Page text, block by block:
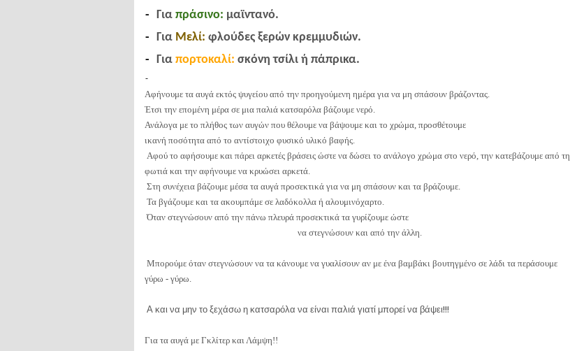
- Για πράσινο: μαϊντανό.
- Για Μελί:φλούδες ξερών κρεμμυδιών.
- Γιαπορτοκαλί: σκόνη τσίλι ή πάπρικα.
-
Αφήνουμε τα αυγά εκτός ψυγείου από την προηγούμενη ημέρα για να μη σπάσουν βράζοντας.
Έτσι την επομένη μέρα σε μια παλιά κατσαρόλα βάζουμε νερό.
Ανάλογα με το πλήθος των αυγών που θέλουμε να βάψουμε και το χρώμα, προσθέτουμε
ικανή ποσότητα από το αντίστοιχο φυσικό υλικό βαφής.
Αφού το αφήσουμε και πάρει αρκετές βράσεις ώστε να δώσει το ανάλογο χρώμα στο νερό, την κατεβάζουμε από τη
φωτιά και την αφήνουμε να κρυώσει αρκετά.
Στη συνέχεια βάζουμε μέσα τα αυγά προσεκτικά για να μη σπάσουν και τα βράζουμε.
Τα βγάζουμε και τα ακουμπάμε σε λαδόκολλα ή αλουμινόχαρτο.
Όταν στεγνώσουν από την πάνω πλευρά προσεκτικά τα γυρίζουμε ώστε
να στεγνώσουν και από την άλλη.
Μπορούμε όταν στεγνώσουν να τα κάνουμε να γυαλίσουν αν με ένα βαμβάκι βουτηγμένο σε λάδι τα περάσουμε
γύρω - γύρω.
Α και να μην το ξεχάσω η κατσαρόλα να είναι παλιά γιατί μπορεί να βάψει!!!
Για τα αυγά με Γκλίτερ και Λάμψη!!